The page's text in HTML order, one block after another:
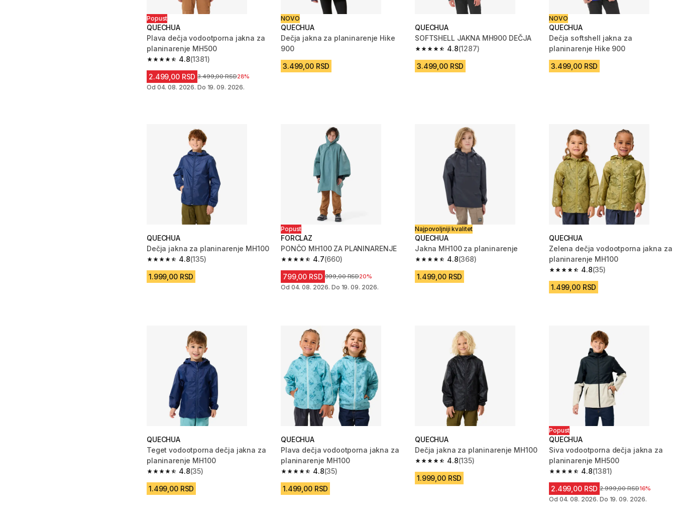
Popust
QUECHUA
Plava dečja vodootporna jakna za
planinarenje MH500
4.8
4.8 od 5 zvezdica from 1381 Recenzije
(1381)
2.499,00 RSD Cena pre sniženja
3.499,00 RSD28%
Od 04. 08. 2026. Do 19. 09. 2026.
NOVO
QUECHUA
Dečja jakna za planinarenje Hike
900
3.499,00 RSD
QUECHUA
SOFTSHELL JAKNA MH900 DEČJA
4.8
4.8 od 5 zvezdica from 1287 Recenzije
(1287)
3.499,00 RSD
NOVO
QUECHUA
Dečja softshell jakna za
planinarenje Hike 900
3.499,00 RSD
QUECHUA
Dečja jakna za planinarenje MH100
4.8
4.8 od 5 zvezdica from 135 Recenzije
(135)
1.999,00 RSD
Popust
FORCLAZ
PONČO MH100 ZA PLANINARENJE
4.7
4.7 od 5 zvezdica from 660 Recenzije
(660)
799,00 RSD Cena pre sniženja
999,00 RSD20%
Od 04. 08. 2026. Do 19. 09. 2026.
Najpovoljniji kvalitet
QUECHUA
Jakna MH100 za planinarenje
4.8
4.8 od 5 zvezdica from 368 Recenzije
(368)
1.499,00 RSD
QUECHUA
Zelena dečja vodootporna jakna za
planinarenje MH100
4.8
4.8 od 5 zvezdica from 35 Recenzije
(35)
1.499,00 RSD
QUECHUA
Teget vodootporna dečja jakna za
planinarenje MH100
4.8
4.8 od 5 zvezdica from 35 Recenzije
(35)
1.499,00 RSD
QUECHUA
Plava dečja vodootporna jakna za
planinarenje MH100
4.8
4.8 od 5 zvezdica from 35 Recenzije
(35)
1.499,00 RSD
QUECHUA
Dečja jakna za planinarenje MH100
4.8
4.8 od 5 zvezdica from 135 Recenzije
(135)
1.999,00 RSD
Popust
QUECHUA
Siva vodootporna dečja jakna za
planinarenje MH500
4.8
4.8 od 5 zvezdica from 1381
(1381)
2.499,00 RSD Cena pre sniženja
2.999,00 RSD16%
Od 04. 08. 2026. Do 19. 09. 2026.